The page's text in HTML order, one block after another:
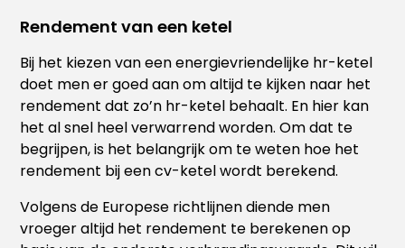
Rendement van een ketel
Bij het kiezen van een energievriendelijke hr-ketel
doet men er goed aan om altijd te kijken naar het
rendement dat zo’n hr-ketel behaalt. En hier kan
het al snel heel verwarrend worden. Om dat te
begrijpen, is het belangrijk om te weten hoe het
rendement bij een cv-ketel wordt berekend.
Volgens de Europese richtlijnen diende men
vroeger altijd het rendement te berekenen op